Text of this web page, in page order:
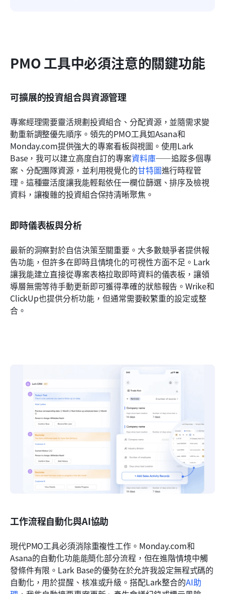
PMO 工具中必須注意的關鍵功能
可擴展的投資組合與資源管理
專案經理需要靈活規劃投資組合、分配資源，並隨需求變
動重新調整優先順序。領先的PMO工具如Asana和
Monday.com提供強大的專案看板與視圖。使用Lark
Base，我可以建立高度自訂的專案資料庫——追蹤多個專
案、分配團隊資源，並利用視覺化的甘特圖進行時程管
理。這種靈活度讓我能輕鬆依任一欄位篩選、排序及檢視
資料，讓複雜的投資組合保持清晰聚焦。
即時儀表板與分析
最新的洞察對於自信決策至關重要。大多數競爭者提供報
告功能，但許多在即時且情境化的可視性方面不足。Lark
讓我能建立直接從專案表格拉取即時資料的儀表板，讓領
導層無需等待手動更新即可獲得準確的狀態報告。Wrike和
ClickUp也提供分析功能，但通常需要較繁重的設定或整
合。
工作流程自動化與AI協助
現代PMO工具必須消除重複性工作。Monday.com和
Asana的自動化功能能簡化部分流程，但在進階情境中觸
發條件有限。Lark Base的優勢在於允許我設定無程式碼的
自動化，用於提醒、核准或升級。搭配Lark整合的AI助